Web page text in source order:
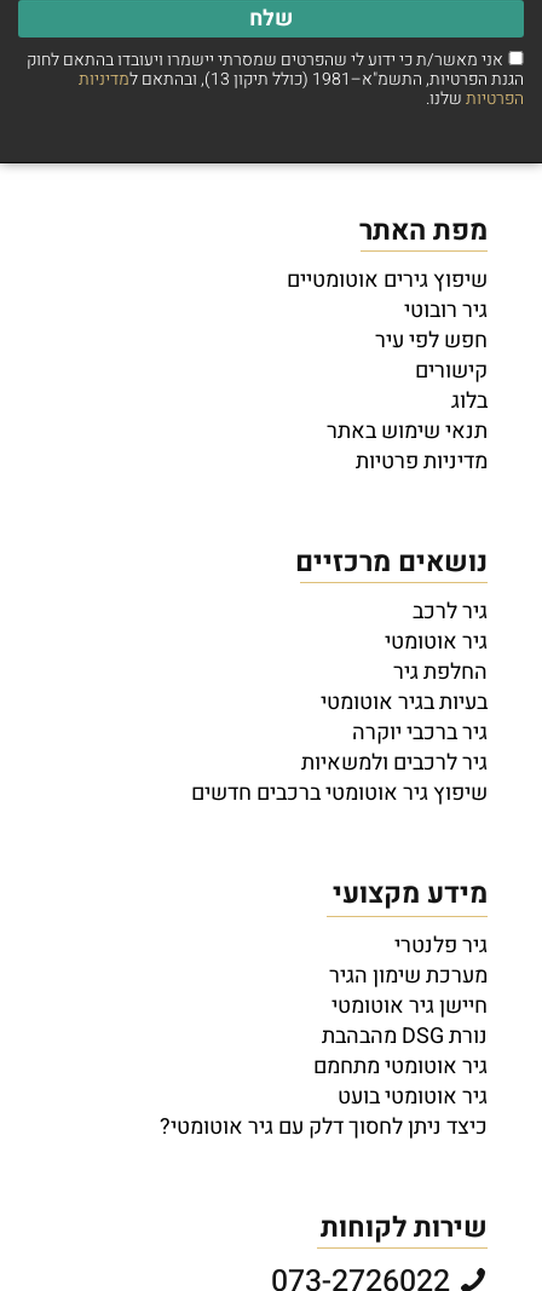
אני מאשר/ת כי ידוע לי שהפרטים שמסרתי יישמרו ויעובדו בהתאם לחוק
הגנת הפרטיות, התשמ"א–1981 (כולל תיקון 13), ובהתאם ל מדיניות
הפרטיותשלנו.
שלח
מפת האתר
שיפוץ גירים אוטומטיים
גיר רובוטי
חפש לפי עיר
קישורים
בלוג
תנאי שימוש באתר
מדיניות פרטיות
נושאים מרכזיים
גיר לרכב
גיר אוטומטי
החלפת גיר
בעיות בגיר אוטומטי
גיר ברכבי יוקרה
גיר לרכבים ולמשאיות
שיפוץ גיר אוטומטי ברכבים חדשים
מידע מקצועי
גיר פלנטרי
מערכת שימון הגיר
חיישן גיר אוטומטי
נורת DSG מהבהבת
גיר אוטומטי מתחמם
גיר אוטומטי בועט
כיצד ניתן לחסוך דלק עם גיר אוטומטי?
שירות לקוחות